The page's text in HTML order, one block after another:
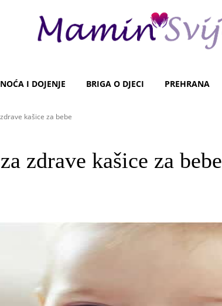
I DOJENJE BRIGA O DJECI PREHRANA
kašice za bebe
zdrave kašice za bebe